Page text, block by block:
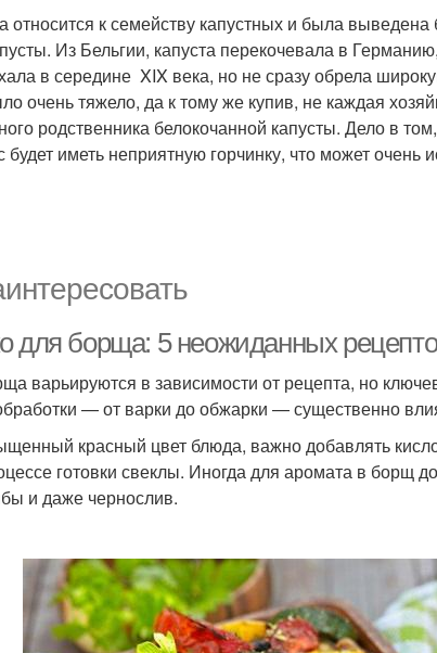
относится к семейству капустных и была
Из Бельгии, капуста перекочевала в
в середине XIX века, но не сразу обрела
очень тяжело, да к тому же купив, не каждая
родственника белокочанной капусты. Дело в
будет иметь неприятную горчинку, что может очень
для борща: 5 неожиданных
варьируются в зависимости от рецепта, но
— от варки до обжарки — существенно
красный цвет блюда, важно добавлять
готовки свеклы. Иногда для аромата в борщ
и даже чернослив.